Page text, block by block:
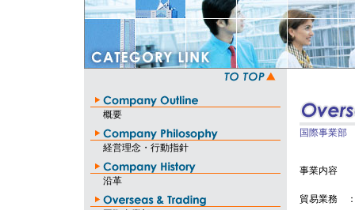
概要
経営理念・行動指針
沿革
国際事業部
事業内容
貿易業務